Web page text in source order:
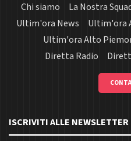
Chi siamo La Nostra
Ultim'ora News
Ultim'ora
Ultim'ora Alto
Diretta Radio
ISCRIVITI ALLE NEWSLETTER